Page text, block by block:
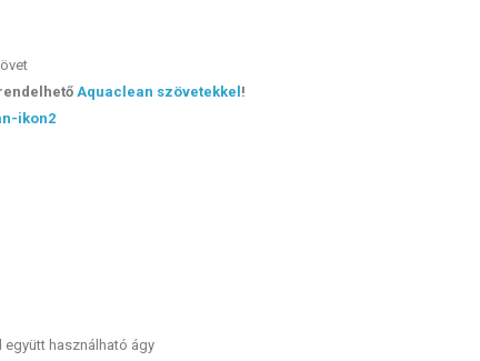
Aquaclean szövetekkel !
együtt használható ágy